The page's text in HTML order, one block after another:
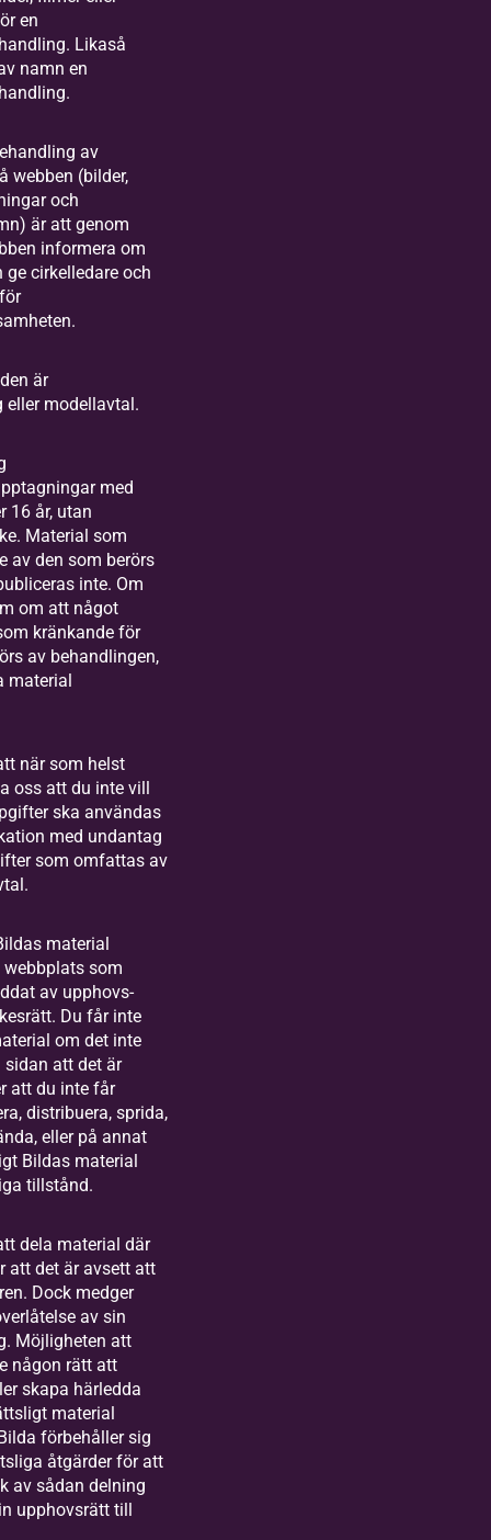
en
Likaså
namn en
av
webben (bilder,
och
är att genom
informera om
cirkelledare och
är
eller modellavtal.
med
16 år, utan
Material som
av den som berörs
inte. Om
om att något
kränkande för
av behandlingen,
material
när som helst
oss att du inte vill
ska användas
med undantag
som omfattas av
material
som
av upphovs-
Du får inte
om det inte
att det är
att du inte får
distribuera, sprida,
eller på annat
Bildas material
tillstånd.
dela material där
att det är avsett att
Dock medger
av sin
Möjligheten att
någon rätt att
skapa härledda
material
förbehåller sig
åtgärder för att
av sådan delning
upphovsrätt till